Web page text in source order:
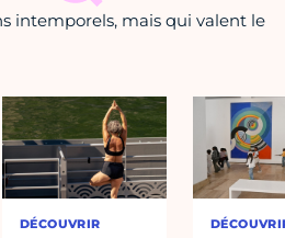
intemporels, mais qui valent le
DÉCOUVRIR